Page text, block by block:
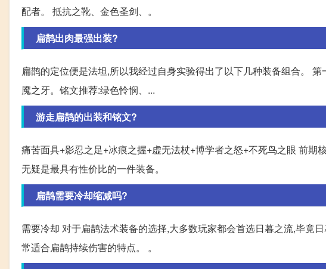
配者。 抵抗之靴、金色圣剑、。
扁鹊出肉最强出装?
扁鹊的定位便是法坦,所以我经过自身实验得出了以下几种装备组合。
魇之牙。铭文推荐:绿色怜悯、...
游走扁鹊的出装和铭文?
痛苦面具+影忍之足+冰痕之握+虚无法杖+博学者之怒+不死鸟之眼 前
无疑是最具有性价比的一件装备。
扁鹊需要冷却缩减吗?
需要冷却 对于扁鹊法术装备的选择,大多数玩家都会首选日暮之流,毕竟
常适合扁鹊持续伤害的特点。 。